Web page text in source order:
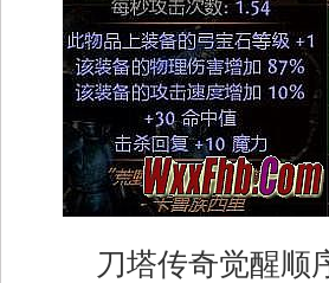
刀塔传奇觉醒顺